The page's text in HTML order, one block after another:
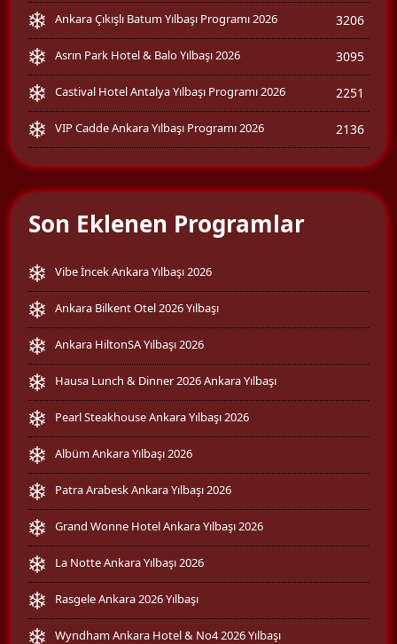
Ankara Çıkışlı Batum Yılbaşı Programı 2026 3206
Asrın Park Hotel & Balo Yılbaşı 2026 3095
Castival Hotel Antalya Yılbaşı Programı 2026 2251
VIP Cadde Ankara Yılbaşı Programı 2026 2136
Son Eklenen Programlar
Vibe İncek Ankara Yılbaşı 2026
Ankara Bilkent Otel 2026 Yılbaşı
Ankara HiltonSA Yılbaşı 2026
Hausa Lunch & Dinner 2026 Ankara Yılbaşı
Pearl Steakhouse Ankara Yılbaşı 2026
Albüm Ankara Yılbaşı 2026
Patra Arabesk Ankara Yılbaşı 2026
Grand Wonne Hotel Ankara Yılbaşı 2026
La Notte Ankara Yılbaşı 2026
Rasgele Ankara 2026 Yılbaşı
Wyndham Ankara Hotel & No4 2026 Yılbaşı